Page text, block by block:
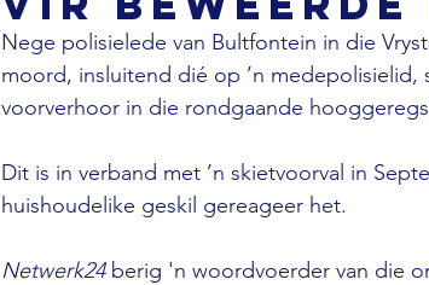
Nege polisielede van Bultfontein in die
moord, insluitend dié op ’n medepolisielid,
voorverhoor in die rondgaande
Dit is in verband met ’n skietvoorval in
huishoudelike geskil gereageer het.
Netwerk24 berig 'n woordvoerder van die